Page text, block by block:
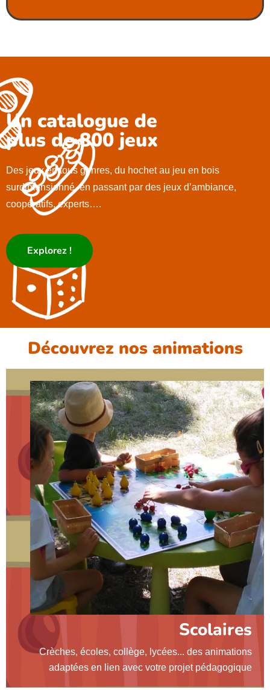
Un catalogue de
plus de 800 jeux
Des jeux en tous genres, du hochet au jeu en bois
surdimensionné, en passant par des jeux d’ambiance,
coopératifs, experts….
Explorez !
Découvrez nos animations
Scolaires
Crèches, écoles, collège, lycées... des animations
adaptées en lien avec votre projet pédagogique